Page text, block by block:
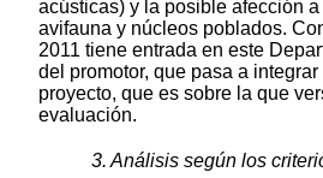
acústicas) y la posible afección
avifauna y núcleos poblados.
2011 tiene entrada en este
del promotor, que pasa a
proyecto, que es sobre la que
evaluación.
3. Análisis según los